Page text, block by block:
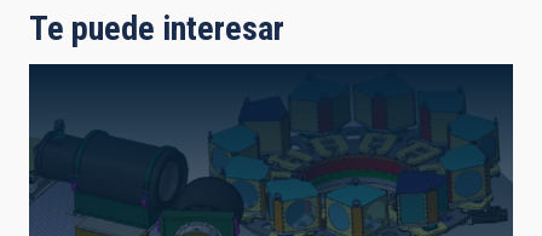
Te puede interesar